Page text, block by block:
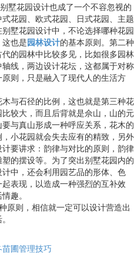
墅花园设计也成了一个不容忽视的
花园、欧式花园、日式花园、主题
墅花园设计中，不论选择哪种花园
也是园林设计的基本原则。第二种
的园林中比较多见，比如很多园林
线，两边设计花坛，这都属于对称
则，只是融入了现代人的生活方
与石径的比例，这也就是第三种花
较大，而且后背就是佘山，山的元
与真山形成一种呼应关系，花木的
小花园就会失去应有的精致，另外
要讲求：韵律与对比的原则，韵律
的摆设等。为了突出别墅花园内的
中，还会利用园艺品的形体、色
表现，以造成一种强烈的互补效
趣。
原则，相信就一定可以设计营造出
圃管理技巧